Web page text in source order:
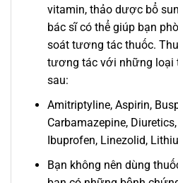
vitamin, thảo dược bổ
bác sĩ có thể giúp bạn
soát tương tác thuốc.
tương tác với những loại
sau:
Amitriptyline, Aspirin,
Carbamazepine,
Ibuprofen, Linezolid,
Bạn không nên dùng